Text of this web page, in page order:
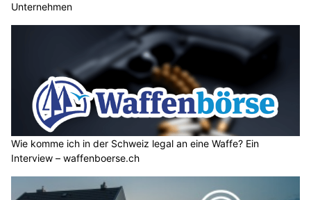
Unternehmen
Wie komme ich in der Schweiz legal an eine Waffe? Ein
Interview – waffenboerse.ch